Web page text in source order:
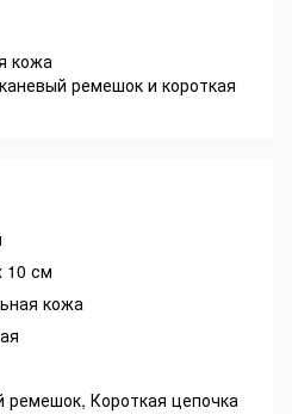
кожа
ремешок и короткая
10 см
кожа
ремешок, Короткая цепочка